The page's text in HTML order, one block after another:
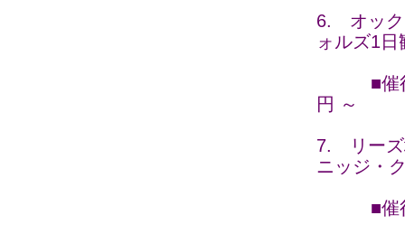
6. オック
ォルズ1
■催行日
円 ～
7. リーズ
ニッジ・
■催行日